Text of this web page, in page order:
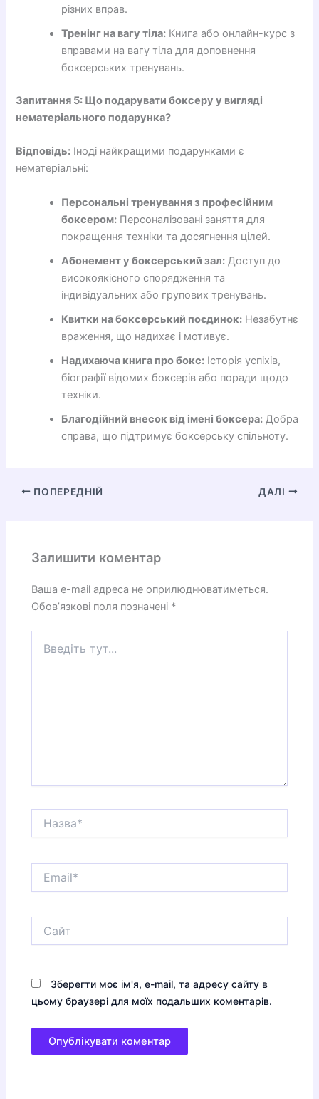
різних вправ.
Тренінг на вагу тіла: Книга або онлайн-курс з
вправами на вагу тіла для доповнення
боксерських тренувань.
Запитання 5: Що подарувати боксеру у вигляді
нематеріального подарунка?
Відповідь: Іноді найкращими подарунками є
нематеріальні:
Персональні тренування з професійним
боксером: Персоналізовані заняття для
покращення техніки та досягнення цілей.
Абонемент у боксерський зал: Доступ до
високоякісного спорядження та
індивідуальних або групових тренувань.
Квитки на боксерський поєдинок: Незабутнє
враження, що надихає і мотивує.
Надихаюча книга про бокс: Історія успіхів,
біографії відомих боксерів або поради щодо
техніки.
Благодійний внесок від імені боксера: Добра
справа, що підтримує боксерську спільноту.
ПОПЕРЕДНІЙ ДАЛІ
Залишити коментар
Ваша e-mail адреса не оприлюднюватиметься.
Обов’язкові поля позначені *
тут...
Зберегти моє ім'я, e-mail, та адресу сайту в
цьому браузері для моїх подальших коментарів.